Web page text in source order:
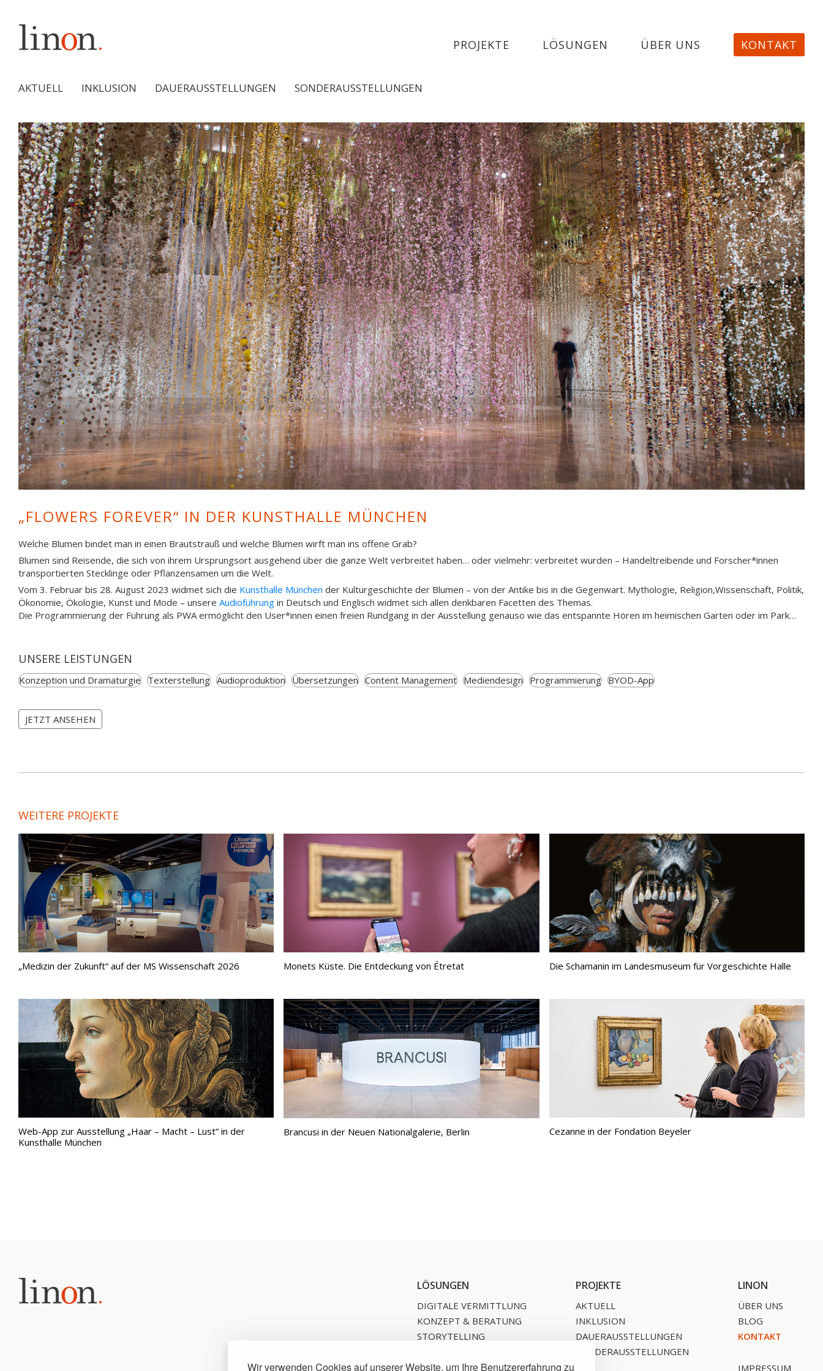
Wir verwenden Cookies auf unserer Website, um Ihre Benutzererfahrung zu
PROJEKTE LÖSUNGEN ÜBER UNS KONTAKT
AKTUELL INKLUSION DAUERAUSSTELLUNGEN SONDERAUSSTELLUNGEN
„FLOWERS FOREVER“ IN DER KUNSTHALLE MÜNCHEN
Welche Blumen bindet man in einen Brautstrauß und welche Blumen wirft man ins offene Grab?
Blumen sind Reisende, die sich von ihrem Ursprungsort ausgehend über die ganze Welt verbreitet haben… oder vielmehr: verbreitet wurden – Handeltreibende und Forscher*innen
transportierten Stecklinge oder Pflanzensamen um die Welt.
Vom 3. Februar bis 28. August 2023 widmet sich die Kunsthalle München der Kulturgeschichte der Blumen – von der Antike bis in die Gegenwart. Mythologie, Religion,Wissenschaft, Politik,
Ökonomie, Ökologie, Kunst und Mode – unsere Audioführung in Deutsch und Englisch widmet sich allen denkbaren Facetten des Themas.
Die Programmierung der Führung als PWA ermöglicht den User*innen einen freien Rundgang in der Ausstellung genauso wie das entspannte Hören im heimischen Garten oder im Park…
UNSERE LEISTUNGEN
Konzeption und Dramaturgie Texterstellung Audioproduktion Übersetzungen Content Management Mediendesign Programmierung BYOD-App
JETZT ANSEHEN
WEITERE PROJEKTE
„Medizin der Zukunft“ auf der MS Wissenschaft 2026 Monets Küste. Die Entdeckung von Étretat Die Schamanin im Landesmuseum für Vorgeschichte Halle
Web-App zur Ausstellung „Haar – Macht – Lust“ in der
Kunsthalle München
Brancusi in der Neuen Nationalgalerie, Berlin Cezanne in der Fondation Beyeler
LÖSUNGEN
DIGITALE VERMITTLUNG
KONZEPT & BERATUNG
STORYTELLING
MEDIENPRODUKTION
PROJEKTE
AKTUELL
INKLUSION
DAUERAUSSTELLUNGEN
SONDERAUSSTELLUNGEN
LINON
ÜBER UNS
BLOG
KONTAKT
IMPRESSUM